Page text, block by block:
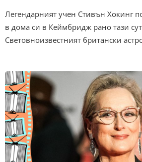
Легендарният учен Стивън Хокинг
в дома си в Кеймбридж рано тази
Световноизвестният британски